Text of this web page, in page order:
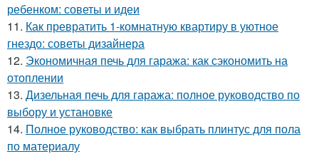
ребенком: советы и идеи
11. Как превратить 1-комнатную квартиру в уютное
гнездо: советы дизайнера
12. Экономичная печь для гаража: как сэкономить на
отоплении
13. Дизельная печь для гаража: полное руководство по
выбору и установке
14. Полное руководство: как выбрать плинтус для пола
по материалу